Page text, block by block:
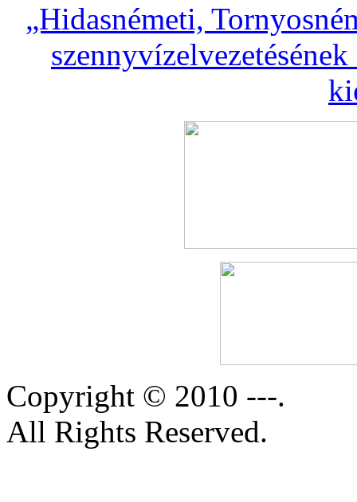
„Hidasnémeti,
Copyright © 2010 ---.
All Rights Reserved.